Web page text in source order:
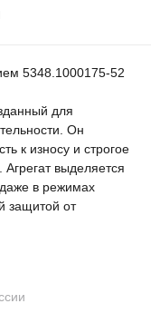
5348.1000175-52
для
Он
к износу и строгое
Агрегат выделяется
в режимах
защитой от